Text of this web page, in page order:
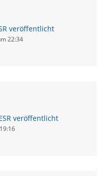
veröffentlicht
22:34
veröffentlicht